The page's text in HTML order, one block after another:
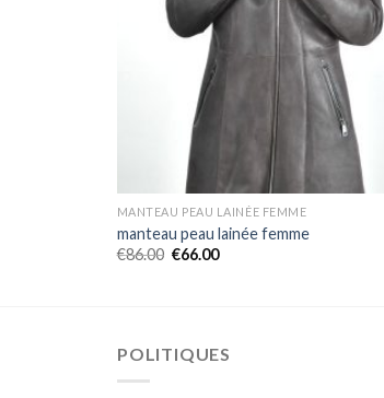
MANTEAU PEAU LAINÉE FEMME
manteau peau lainée femme
€86.00 €66.00
POLITIQUES